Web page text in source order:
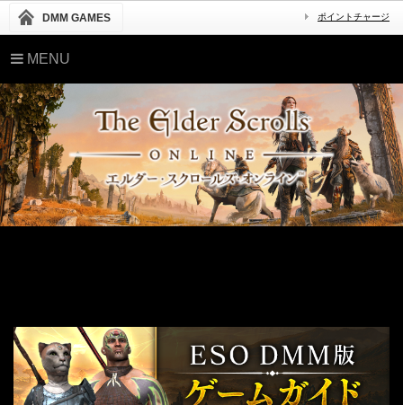
DMM GAMES ポイントチャージ
MENU